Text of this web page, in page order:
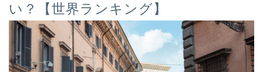
い？【世界ランキング】